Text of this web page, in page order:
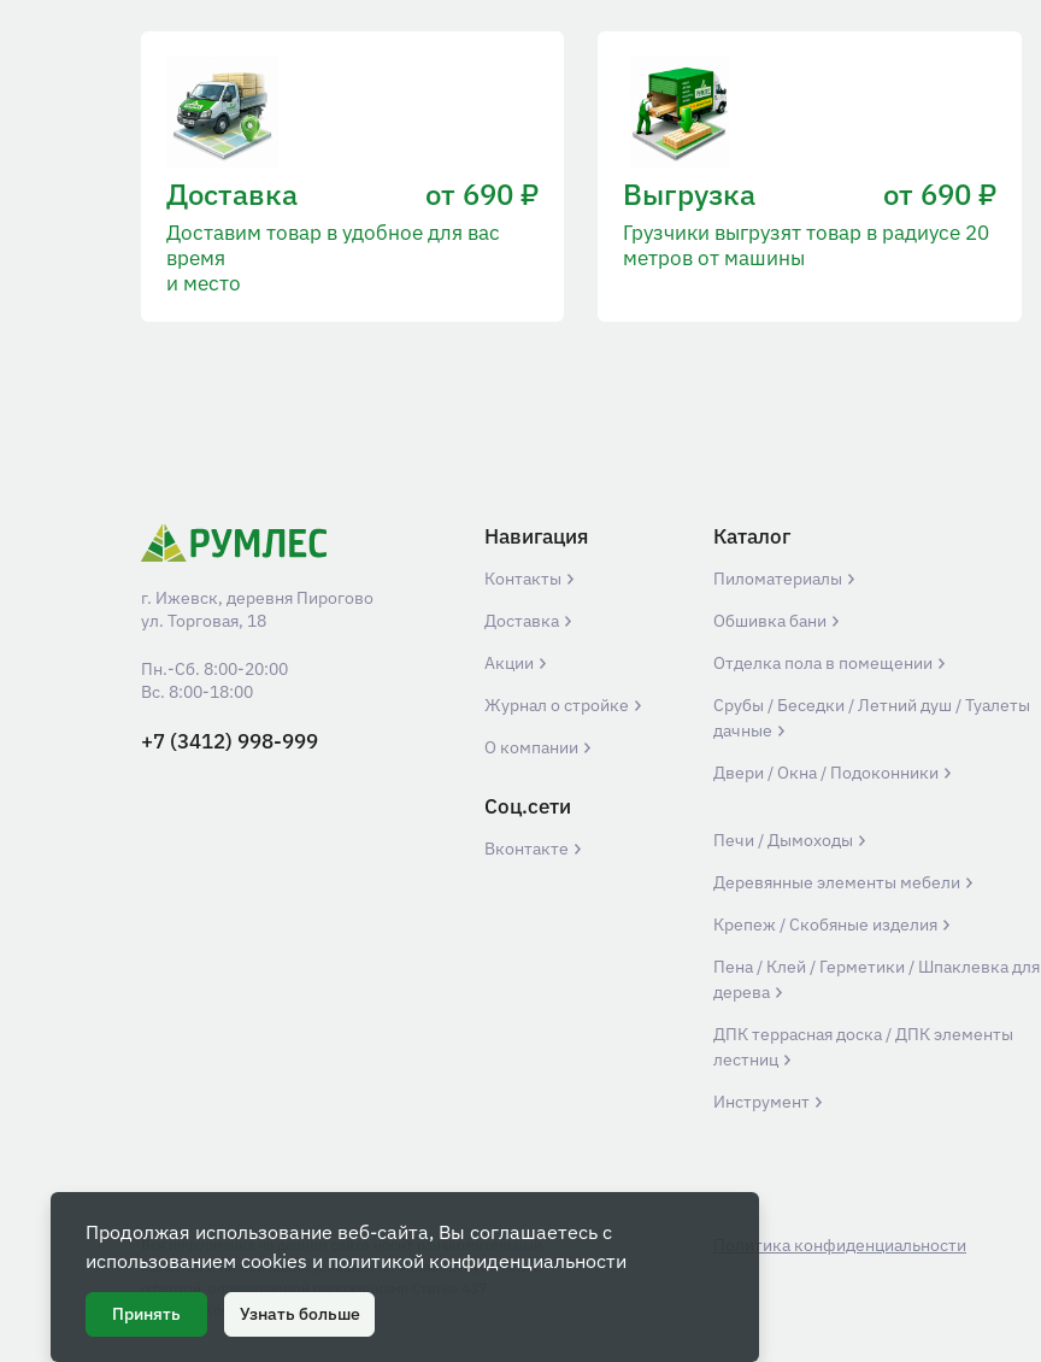
Доставка от 690 ₽
Доставим товар в удобное для вас
время
и место
Выгрузка от 690 ₽
Грузчики выгрузят товар в радиусе 20
метров от машины
г. Ижевск, деревня Пирогово
ул. Торговая, 18
+7 (3412) 998-999
Пн.-Сб. 8:00-20:00
Вс. 8:00-18:00
Навигация
Контакты
Доставка
Акции
Журнал о стройке
О компании
Соц.сети
Вконтакте
Каталог
Пиломатериалы
Обшивка бани
Отделка пола в помещении
Срубы / Беседки / Летний душ / Туалеты
дачные
Двери / Окна / Подоконники
Печи / Дымоходы
Деревянные элементы мебели
Крепеж / Скобяные изделия
Пена / Клей / Герметики / Шпаклевка для
дерева
ДПК террасная доска / ДПК элементы
лестниц
Инструмент
Вся информация на данном сайте носит ознакомительный
характер и ни при каких условиях не является публичной
офертой, определяемой положениями Статьи 437
Гражданского кодекса РФ.
Политика конфиденциальности
Продолжая использование веб-сайта, Вы соглашаетесь с
использованием cookies и политикой конфиденциальности
Принять Узнать больше